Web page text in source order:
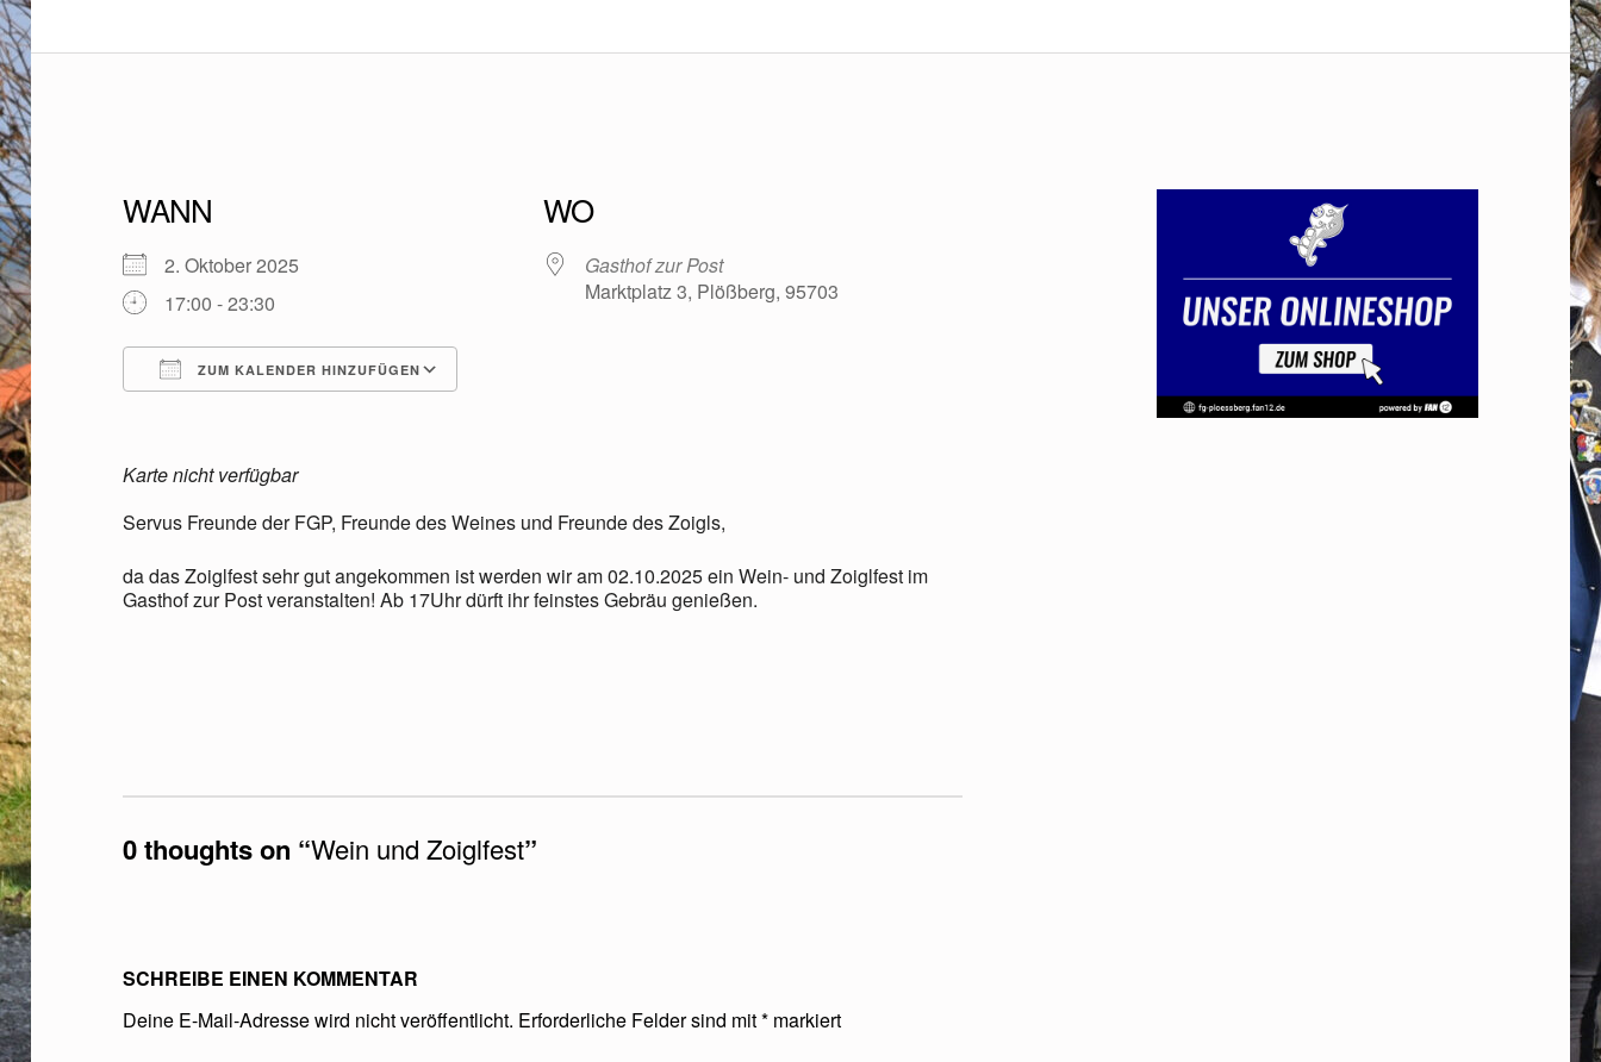
W
E
I
N
U
D
Z
O
F
E
S
WANN
2. Oktober 2025
17:00 - 23:30
ZUM KALENDER HINZUFÜGEN
Office 365 Outlook Live
WO
Gasthof zur Post
Marktplatz 3, Plößberg, 95703
Karte nicht verfügbar
Servus Freunde der FGP, Freunde des Weines und Freunde des Zoigls,
da das Zoiglfest sehr gut angekommen ist werden wir am 02.10.2025 ein Wein- und Zoiglfest im
Gasthof zur Post veranstalten! Ab 17Uhr dürft ihr feinstes Gebräu genießen.
0 thoughts on “Wein und Zoiglfest”
SCHREIBE EINEN KOMMENTAR
Deine E-Mail-Adresse wird nicht veröffentlicht. Erforderliche Felder sind mit* markiert